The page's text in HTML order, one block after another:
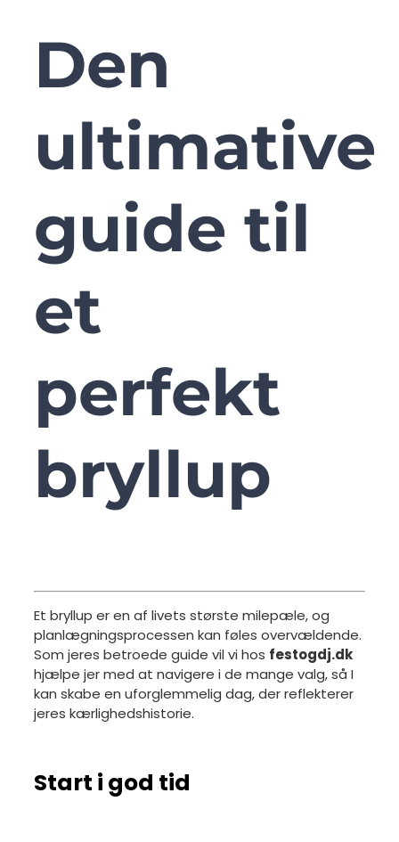
Den
ultimative
guide til
et
perfekt
bryllup
Et bryllup er en af livets største milepæle, og
planlægningsprocessen kan føles overvældende.
Som jeres betroede guide vil vi hos festogdj.dk
hjælpe jer med at navigere i de mange valg, så I
kan skabe en uforglemmelig dag, der reflekterer
jeres kærlighedshistorie.
Start i god tid